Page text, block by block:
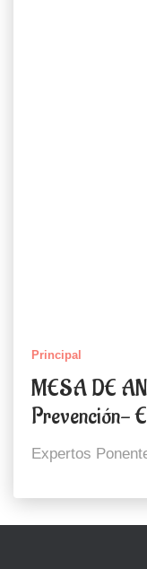
Principal
MESA DE
Prevención-
Expertos